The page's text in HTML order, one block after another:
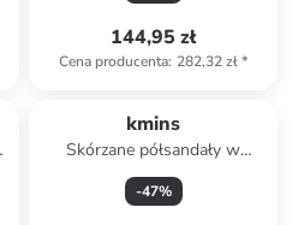
144,95 zł
Cena producenta: 282,32 zł*
kmins
Skórzane półsandały w
kolorze granatowym
-47%